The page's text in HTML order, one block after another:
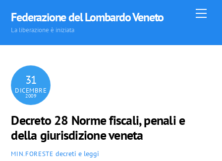
content
Federazione del Lombardo Veneto
La liberazione è iniziata
31
DICEMBRE
2009
Decreto 28 Norme fiscali, penali e
della giurisdizione veneta
MIN.FORESTE decreti e leggi